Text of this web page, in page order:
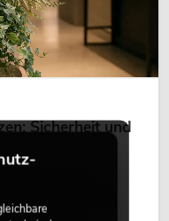
Sicherheit und
schaffen eine
Ambiente und
Restaurants,